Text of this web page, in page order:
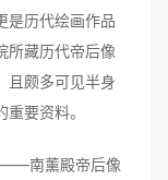
是历代绘画作品
所藏历代帝后像
且颇多可见半身
要资料。
南薰殿帝后像